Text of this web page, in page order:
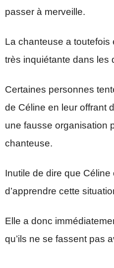
passer à merveille.
La chanteuse a toutefois
très inquiétante dans les
Certaines personnes
de Céline en leur offrant
une fausse organisation
chanteuse.
Inutile de dire que Céline
d’apprendre cette
Elle a donc
qu’ils ne se fassent pas